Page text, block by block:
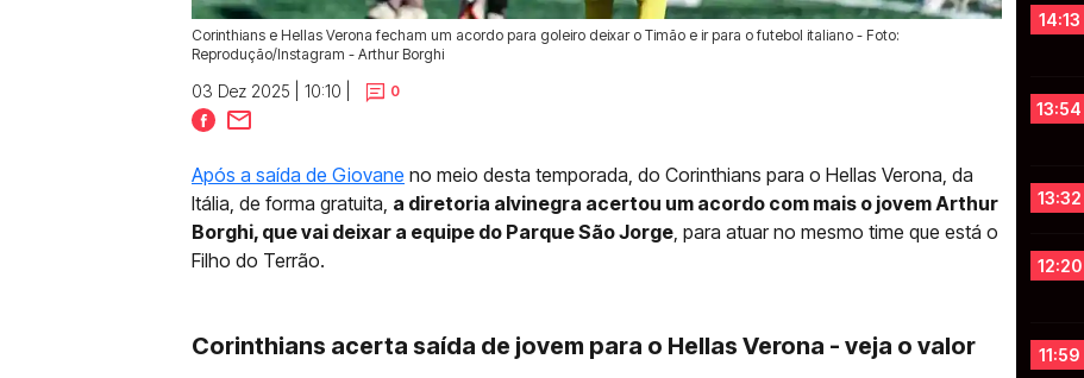
Corinthians e Hellas Verona fecham um acordo para goleiro deixar o Timão e ir para o futebol italiano - Foto:
Reprodução/Instagram - Arthur Borghi
03 Dez 2025 | 10:10 | 0
Após a saída de Giovane no meio desta temporada, do Corinthians para o Hellas Verona, da
Itália, de forma gratuita, a diretoria alvinegra acertou um acordo com mais o jovem Arthur
Borghi, que vai deixar a equipe do Parque São Jorge, para atuar no mesmo time que está o
Filho do Terrão.
Corinthians acerta saída de jovem para o Hellas Verona - veja o valor
14:13
13:54
13:32
12:20
11:59